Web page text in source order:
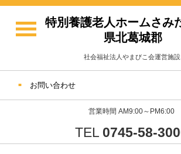
特別養護老人ホームさみ
県北葛城郡
社会福祉法人やまびこ会運営施設.
お問い合わせ
営業時間 AM9:00～PM6:00
TEL 0745-58-